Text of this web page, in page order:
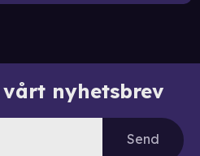
nyhetsbrev
Send